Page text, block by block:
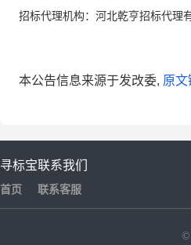
招标代理机构：河北乾亨招标代理
本公告信息来源于发改委, 原文
寻标宝
首页
联系我们
联系客服
©